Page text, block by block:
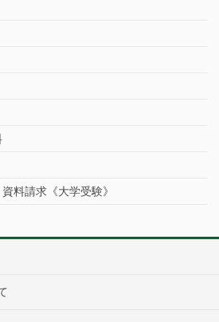
料請求《大学受験》